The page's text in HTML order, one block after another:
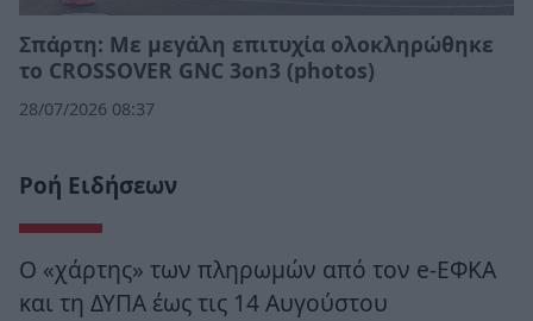
Σπάρτη: Με μεγάλη επιτυχία ολοκληρώθηκε
το CROSSOVER GNC 3on3 (photos)
28/07/2026 08:37
Ροή Ειδήσεων
Ο «χάρτης» των πληρωμών από τον e-ΕΦΚΑ
και τη ΔΥΠΑ έως τις 14 Αυγούστου